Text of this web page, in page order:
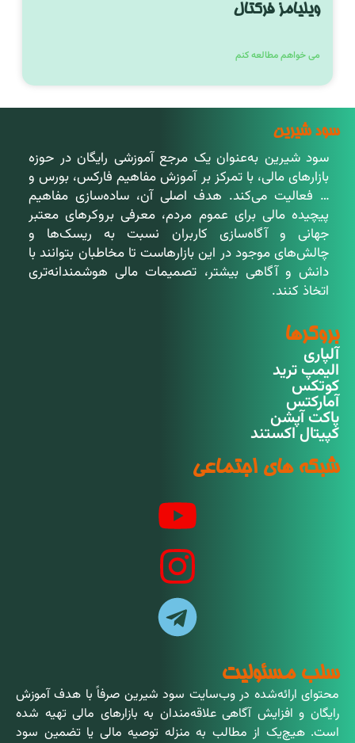
ویلیامز فرکتال
می خواهم مطالعه کنم
سود شیرین
سود شیرین به‌عنوان یک مرجع آموزشی رایگان در حوزه
بازارهای مالی، با تمرکز بر آموزش مفاهیم فارکس، بورس و
… فعالیت می‌کند. هدف اصلی آن، ساده‌سازی مفاهیم
پیچیده مالی برای عموم مردم، معرفی بروکرهای معتبر
جهانی و آگاه‌سازی کاربران نسبت به ریسک‌ها و
چالش‌های موجود در این بازارهاست تا مخاطبان بتوانند با
دانش و آگاهی بیشتر، تصمیمات مالی هوشمندانه‌تری
اتخاذ کنند.
بروکرها
آلپاری
الیمپ ترید
کوتکس
آمارکتس
پاکت آپشن
کپیتال اکستند
شبکه های اجتماعی
سلب مسئولیت
محتوای ارائه‌شده در وب‌سایت سود شیرین صرفاً با هدف آموزش
رایگان و افزایش آگاهی علاقه‌مندان به بازارهای مالی تهیه شده
است. هیچ‌یک از مطالب به منزله توصیه مالی یا تضمین سود